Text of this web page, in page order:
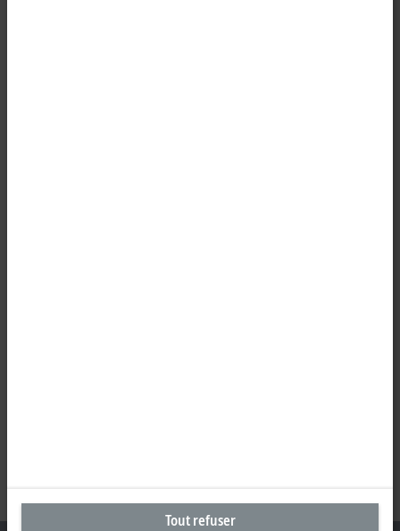
Tout refuser